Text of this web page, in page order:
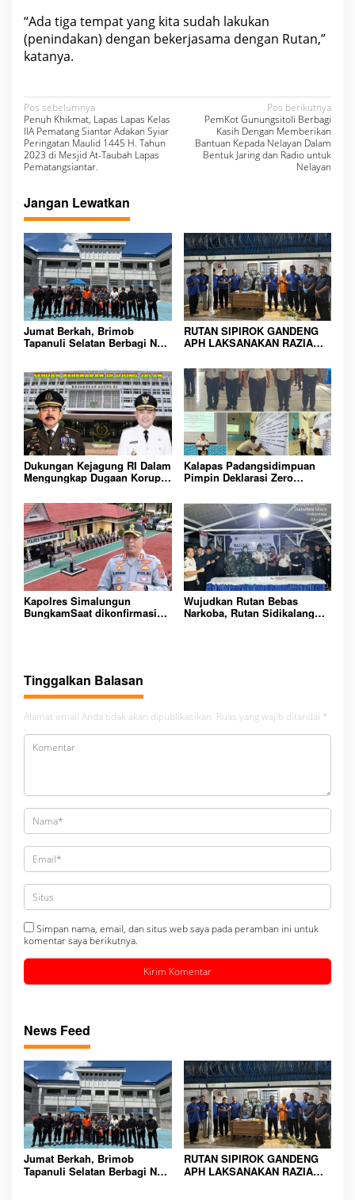
“Ada tiga tempat yang kita sudah lakukan
(penindakan) dengan bekerjasama dengan Rutan,”
katanya.
N
a
v
i
g
a
s
i
p
o
s
Pos sebelumnya
Penuh Khikmat, Lapas Lapas Kelas
IIA Pematang Siantar Adakan Syiar
Peringatan Maulid 1445 H. Tahun
2023 di Mesjid At-Taubah Lapas
Pematangsiantar.
Pos berikutnya
PemKot Gunungsitoli Berbagi
Kasih Dengan Memberikan
Bantuan Kepada Nelayan Dalam
Bentuk Jaring dan Radio untuk
Nelayan
Jangan Lewatkan
Jumat Berkah, Brimob
Tapanuli Selatan Berbagi Nasi
Rutan Kelas IIB Sipirok
RUTAN SIPIROK GANDENG
APH LAKSANAKAN RAZIA
KOMITMEN CIPTAKAN
LINGKUNGAN
PEMASYARAKATAN YANG
AMAN
Dukungan Kejagung RI Dalam
Mengungkap Dugaan Korupsi
Ketua AMPK : Segera Periksa
Dan Tangkap!
Kalapas Padangsidimpuan
Pimpin Deklarasi Zero
Lingkungan Lapas
Padangsidimpuan
Kapolres Simalungun
BungkamSaat dikonfirmasi
Wujudkan Rutan Bebas
Narkoba, Rutan Sidikalang
Tinggalkan Balasan
Alamat email Anda tidak akan dipublikasikan. Ruas yang wajib ditandai *
Simpan nama, email, dan situs web saya pada peramban ini untuk
komentar saya berikutnya.
News Feed
Jumat Berkah, Brimob
Tapanuli Selatan Berbagi Nasi
RUTAN SIPIROK GANDENG
APH LAKSANAKAN RAZIA